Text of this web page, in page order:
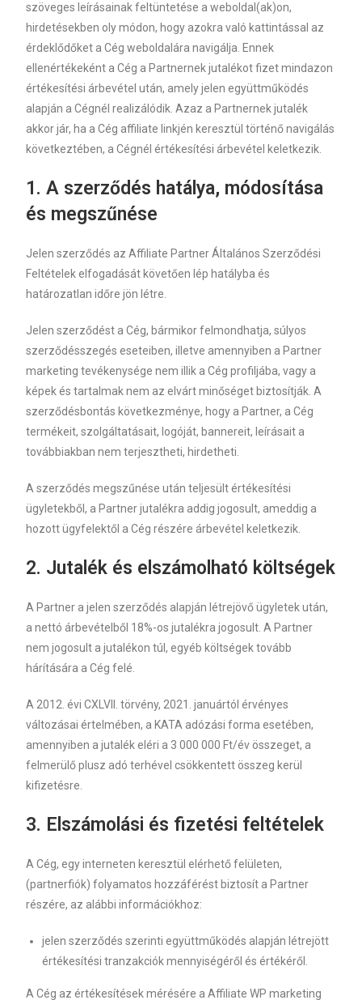
szöveges leírásainak feltüntetése a weboldal(ak)on,
hirdetésekben oly módon, hogy azokra való kattintással az
érdeklődőket a Cég weboldalára navigálja. Ennek
ellenértékeként a Cég a Partnernek jutalékot fizet mindazon
értékesítési árbevétel után, amely jelen együttműködés
alapján a Cégnél realizálódik. Azaz a Partnernek jutalék
akkor jár, ha a Cég affiliate linkjén keresztül történő navigálás
következtében, a Cégnél értékesítési árbevétel keletkezik.
1.A szerződés hatálya, módosítása
és megszűnése
Jelen szerződés az Affiliate Partner Általános Szerződési
Feltételek elfogadását követően lép hatályba és
határozatlan időre jön létre.
Jelen szerződést a Cég, bármikor felmondhatja, súlyos
szerződésszegés eseteiben, illetve amennyiben a Partner
marketing tevékenysége nem illik a Cég profiljába, vagy a
képek és tartalmak nem az elvárt minőséget biztosítják. A
szerződésbontás következménye, hogy a Partner, a Cég
termékeit, szolgáltatásait, logóját, bannereit, leírásait a
továbbiakban nem terjesztheti, hirdetheti.
A szerződés megszűnése után teljesült értékesítési
ügyletekből, a Partner jutalékra addig jogosult, ameddig a
hozott ügyfelektől a Cég részére árbevétel keletkezik.
2. Jutalék és elszámolható költségek
A Partner a jelen szerződés alapján létrejövő ügyletek után,
a nettó árbevételből 18%-os jutalékra jogosult. A Partner
nem jogosult a jutalékon túl, egyéb költségek tovább
hárítására a Cég felé.
A 2012. évi CXLVII. törvény, 2021. januártól érvényes
változásai értelmében, a KATA adózási forma esetében,
amennyiben a jutalék eléri a 3 000 000 Ft/év összeget, a
felmerülő plusz adó terhével csökkentett összeg kerül
kifizetésre.
3. Elszámolási és fizetési feltételek
A Cég, egy interneten keresztül elérhető felületen,
(partnerfiók) folyamatos hozzáférést biztosít a Partner
részére, az alábbi információkhoz:
jelen szerződés szerinti együttműködés alapján létrejött
értékesítési tranzakciók mennyiségéről és értékéről.
A Cég az értékesítések mérésére a Affiliate WP marketing